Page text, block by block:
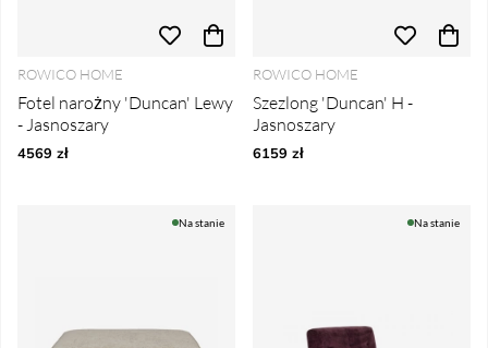
ROWICO HOME
Fotel narożny 'Duncan' Lewy
- Jasnoszary
4569 zł
ROWICO HOME
Szezlong 'Duncan' H -
Jasnoszary
6159 zł
Na stanie Na stanie